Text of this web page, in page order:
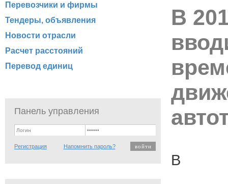
Перевозчики и фирмы
Тендеры, объявления
Новости отрасли
Расчет расстояний
Перевод единиц
Панель управления
Регистрация Напомнить пароль?
В
В